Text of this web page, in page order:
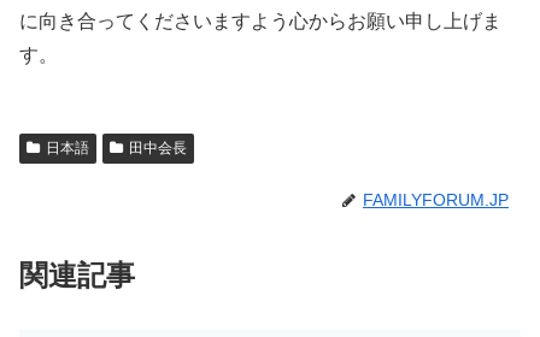
に向き合ってくださいますよう心からお願い申し上げま
す。
日本語 田中会長
FAMILYFORUM.JP
関連記事